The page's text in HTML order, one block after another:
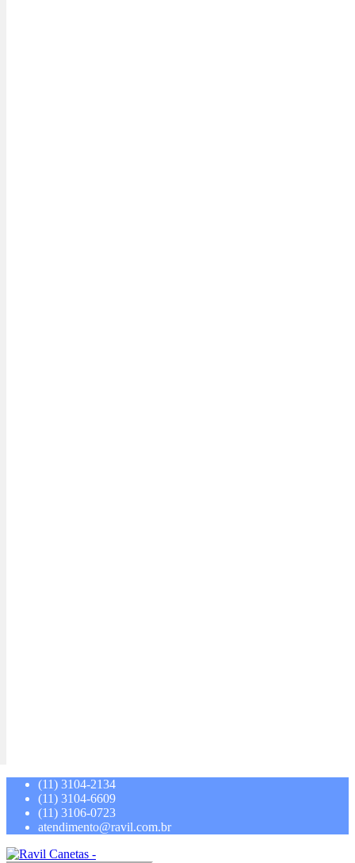
(11) 3104-2134
(11) 3104-6609
(11) 3106-0723
atendimento@ravil.com.br